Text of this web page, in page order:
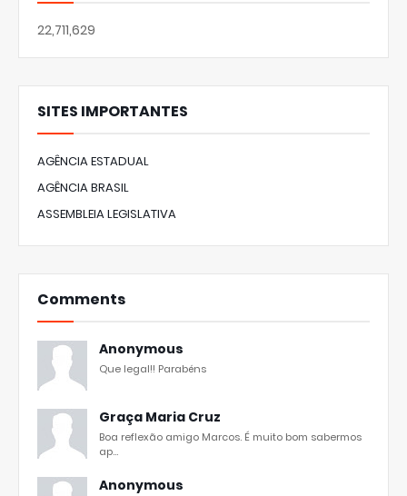
22,711,629
SITES IMPORTANTES
AGÊNCIA ESTADUAL
AGÊNCIA BRASIL
ASSEMBLEIA LEGISLATIVA
Comments
Anonymous
Que legal!! Parabéns
Graça Maria Cruz
Boa reflexão amigo Marcos. É muito bom sabermos
ap...
Anonymous